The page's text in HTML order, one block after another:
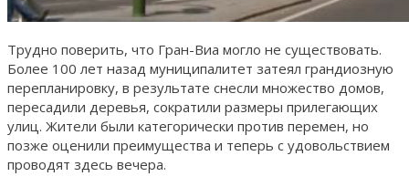
Трудно поверить, что Гран-Виа могло не существовать.
Более 100 лет назад муниципалитет затеял грандиозную
перепланировку, в результате снесли множество домов,
пересадили деревья, сократили размеры прилегающих
улиц. Жители были категорически против перемен, но
позже оценили преимущества и теперь с удовольствием
проводят здесь вечера.